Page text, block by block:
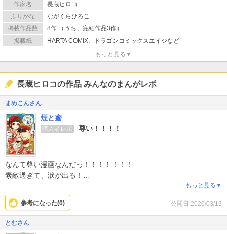
作家名
長蔵ヒロコ
ふりがな
ながくらひろこ
掲載作品数
8作 （うち、完結作品3作）
掲載紙
HARTA COMIX、ドラゴンコミックスエイジなど
もっと見る▼
長蔵ヒロコの作品 みんなのまんがレポ
まめこんさん
煙と蜜
購入者レポ 尊い！！！！
なんて尊い漫画なんだっ！！！！！！！
素敵過ぎて、涙が出る！
全てが良すぎる！！！！！！！！！
もっと見る▼
公開日:2026/03/13
参考になった(0)
とむさん